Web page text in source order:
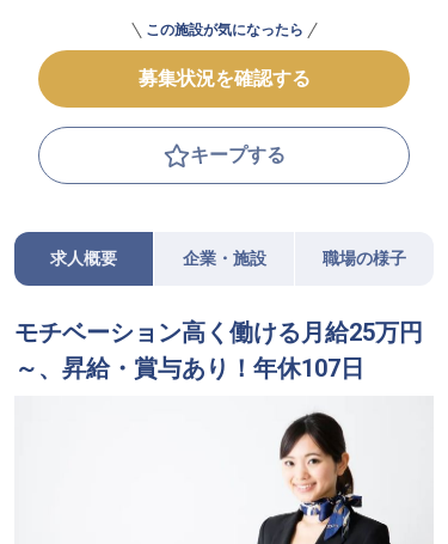
この施設が気になったら
募集状況を確認する
キープする
求人概要 企業・施設 職場の様子
モチベーション高く働ける月給25万円
～、昇給・賞与あり！年休107日